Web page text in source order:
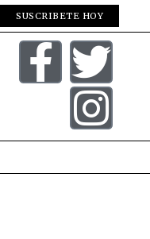
SUSCRIBETE HOY